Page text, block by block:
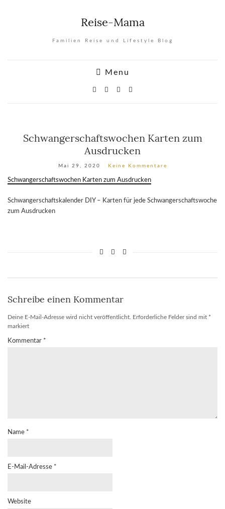
Reise-Mama
Familien Reise und Lifestyle Blog
Menu
Schwangerschaftswochen Karten zum
Ausdrucken
Mai 29, 2020 Keine Kommentare
Schwangerschaftswochen Karten zum Ausdrucken
Schwangerschaftskalender DIY – Karten für jede Schwangerschaftswoche
zum Ausdrucken
Schreibe einen Kommentar
Deine E-Mail-Adresse wird nicht veröffentlicht. Erforderliche Felder sind mit *
markiert
Kommentar *
Name *
E-Mail-Adresse *
Website